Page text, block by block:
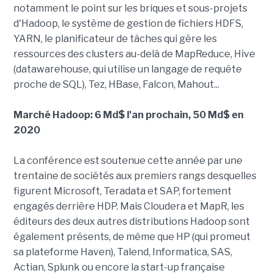
notamment le point sur les briques et sous-projets
d'Hadoop, le système de gestion de fichiers HDFS,
YARN, le planificateur de tâches qui gère les
ressources des clusters au-delà de MapReduce, Hive
(datawarehouse, qui utilise un langage de requête
proche de SQL), Tez, HBase, Falcon, Mahout...
Marché Hadoop: 6 Md$ l'an prochain, 50 Md$ en
2020
La conférence est soutenue cette année par une
trentaine de sociétés aux premiers rangs desquelles
figurent Microsoft, Teradata et SAP, fortement
engagés derrière HDP. Mais Cloudera et MapR, les
éditeurs des deux autres distributions Hadoop sont
également présents, de même que HP (qui promeut
sa plateforme Haven), Talend, Informatica, SAS,
Actian, Splunk ou encore la start-up française